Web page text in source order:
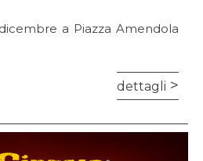
a Piazza Amendola
dettagli